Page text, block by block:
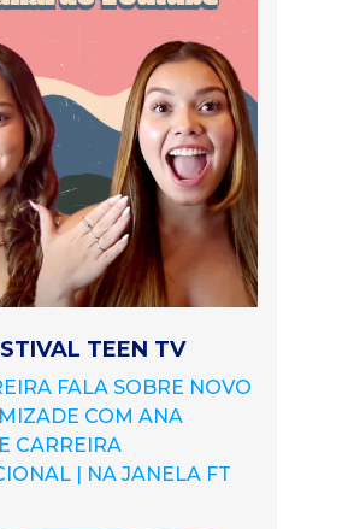
TEEN TV
FALA SOBRE NOVO
COM ANA
CARREIRA
| NA JANELA FT